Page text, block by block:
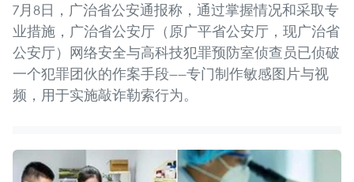
7月8日，广治省公安通报称，通过掌握情况和采取专
业措施，广治省公安厅（原广平省公安厅，现广治省
公安厅）网络安全与高科技犯罪预防室侦查员已侦破
一个犯罪团伙的作案手段——专门制作敏感图片与视
频，用于实施敲诈勒索行为。